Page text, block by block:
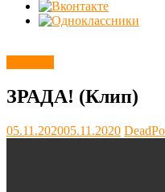
ЗРАДА! (Клип)
05.11.202005.11.2020